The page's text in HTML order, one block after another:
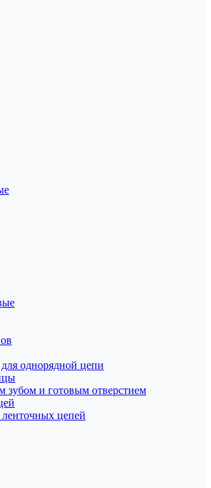
однорядной цепи
зубом и готовым отверстием
ленточных цепей